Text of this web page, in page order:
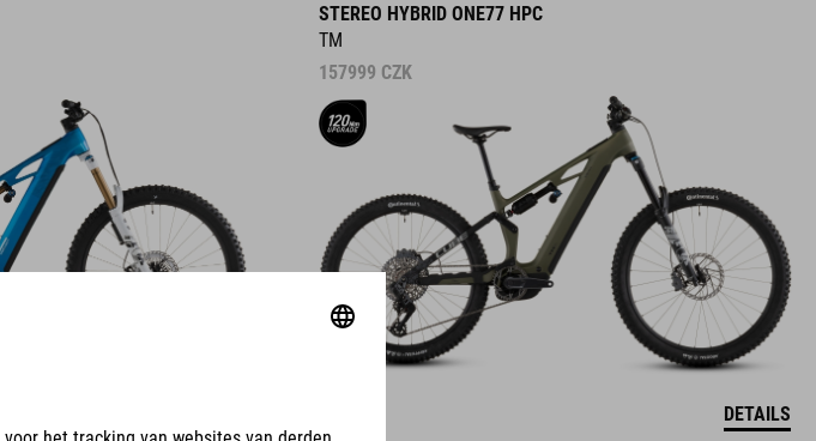
STEREO HYBRID ONE77 HPC
TM
157999 CZK
DETAILS